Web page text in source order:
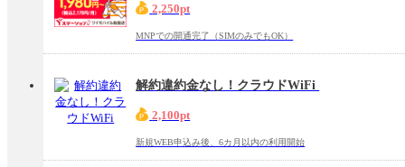
2,250pt
MNPでの開通完了（SIMのみでもOK）
解約違約金なし！クラウドWiFi
2,100pt
新規WEB申込み後、6カ月以内の利用開始